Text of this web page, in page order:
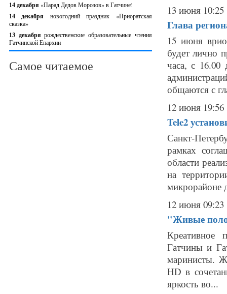
14 декабря «Парад Дедов Морозов» в Гатчине!
14 декабря новогодний праздник «Приоратская
сказка»
13 декабрярождественские образовательные чтения
Гатчинской Епархии
Самое читаемое
13 июня 10:25
Глава
15 июня врио
будет лично
часа, с
общаются с
12 июня 19:56
Tele2
Санкт-
рамках
области
на
микрорайоне
12 июня 09:23
"Живые
Креативное
Гатчины и
маринисты.
HD в
яркость во...